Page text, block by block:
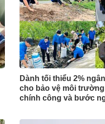
Dành tối thiểu 2%
cho bảo vệ môi
chính công và bước